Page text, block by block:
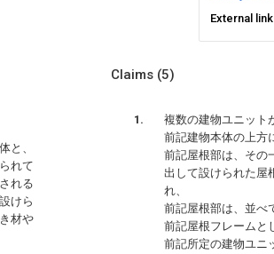
External
と、
れて
れる
けら
材や
Claims (5)
複数の建物ユニット
前記建物本体の上方
前記屋根部は、その
出して設けられた屋
れ、
前記屋根部は、並べ
前記屋根フレームと
前記所定の建物ユニ